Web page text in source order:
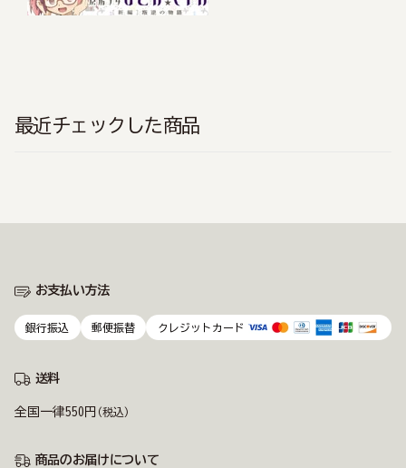
最近チェックした商品
お支払い方法
銀行振込 郵便振替 クレジットカード
送料
全国一律550円 (税込)
商品のお届けについて